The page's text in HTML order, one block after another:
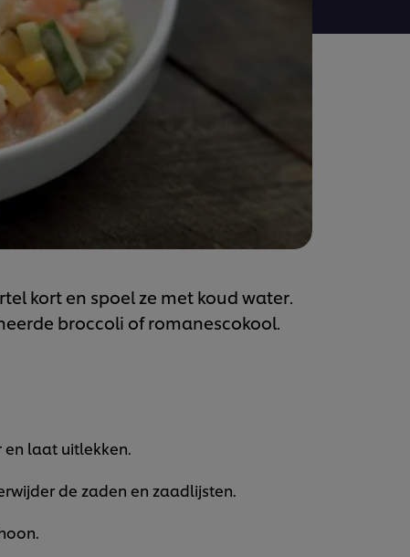
kort en spoel ze met koud water.
broccoli of romanescokool.
laat uitlekken.
de zaden en zaadlijsten.